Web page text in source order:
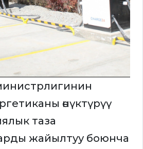
өнүктүрүү
таза
жайылтуу боюнча